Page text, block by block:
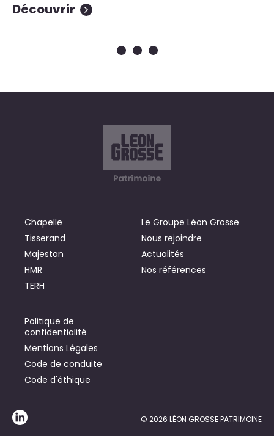
Découvrir
Chapelle
Tisserand
Majestan
HMR
TERH
Le Groupe Léon Grosse
Nous rejoindre
Actualités
Nos références
Politique de
confidentialité
Mentions Légales
Code de conduite
Code d'éthique
© 2026 LÉON GROSSE PATRIMOINE